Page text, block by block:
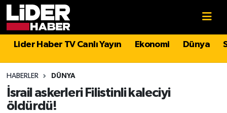
Lider Haber TV Canlı Yayın Ekonomi Dünya
HABERLER DÜNYA
İsrail askerleri Filistinli kaleciyi
öldürdü!
Politika
Asayiş
Hava Durumu
İstanbul Namaz Vakitleri